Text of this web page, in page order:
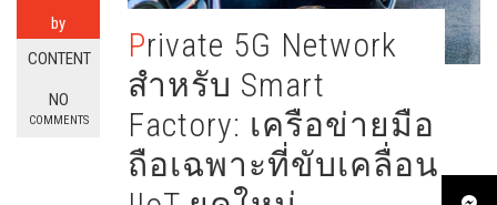
by
CONTENT
NO
COMMENTS
Private 5G Network
สำหรับ Smart
Factory: เครือข่ายมือ
ถือเฉพาะที่ขับเคลื่อน